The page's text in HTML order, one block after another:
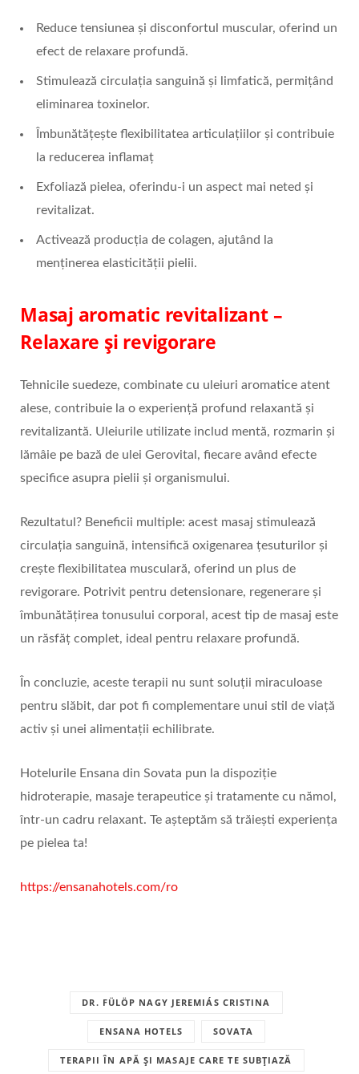
Reduce tensiunea și disconfortul muscular, oferind un
efect de relaxare profundă.
Stimulează circulația sanguină și limfatică, permițând
eliminarea toxinelor.
Îmbunătățește flexibilitatea articulațiilor și contribuie
la reducerea inflamaț
Exfoliază pielea, oferindu-i un aspect mai neted și
revitalizat.
Activează producția de colagen, ajutând la
menținerea elasticității pielii.
Masaj aromatic revitalizant –
Relaxare și revigorare
Tehnicile suedeze, combinate cu uleiuri aromatice atent
alese, contribuie la o experiență profund relaxantă și
revitalizantă. Uleiurile utilizate includ mentă, rozmarin și
lămâie pe bază de ulei Gerovital, fiecare având efecte
specifice asupra pielii și organismului.
Rezultatul? Beneficii multiple: acest masaj stimulează
circulația sanguină, intensifică oxigenarea țesuturilor și
crește flexibilitatea musculară, oferind un plus de
revigorare. Potrivit pentru detensionare, regenerare și
îmbunătățirea tonusului corporal, acest tip de masaj este
un răsfăț complet, ideal pentru relaxare profundă.
În concluzie, aceste terapii nu sunt soluții miraculoase
pentru slăbit, dar pot fi complementare unui stil de viață
activ și unei alimentații echilibrate.
Hotelurile Ensana din Sovata pun la dispoziție
hidroterapie, masaje terapeutice și tratamente cu nămol,
într-un cadru relaxant. Te așteptăm să trăiești experiența
pe pielea ta!
https://ensanahotels.com/ro
DR. FÜLÖP NAGY JEREMIÁS CRISTINA
ENSANA HOTELS SOVATA
TERAPII ÎN APĂ ȘI MASAJE CARE TE SUBȚIAZĂ